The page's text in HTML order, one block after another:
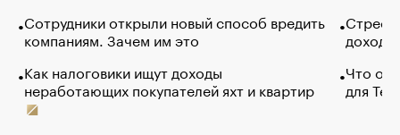
Сотрудники открыли новый способ вредить
компаниям. Зачем им это
Как налоговики ищут доходы
неработающих покупателей яхт и квартир
Что
для